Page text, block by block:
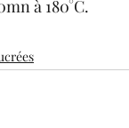
à 180°C.